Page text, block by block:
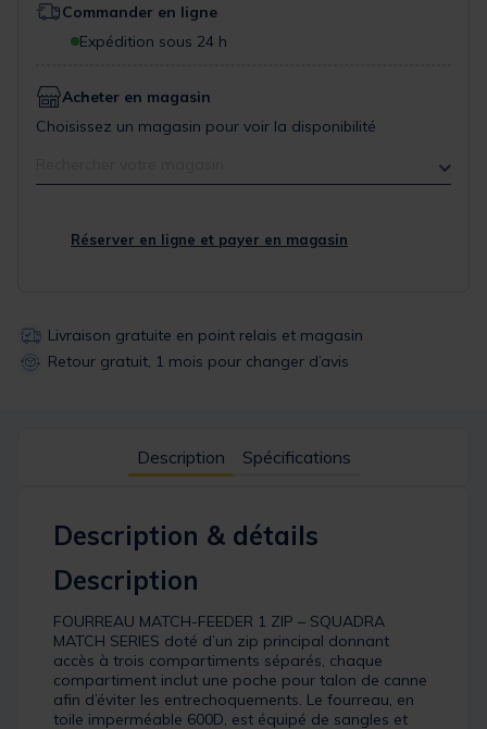
Commander en ligne
Expédition sous 24 h
Acheter en magasin
Choisissez un magasin pour voir la disponibilité
Réserver en ligne et payer en magasin
Livraison gratuite en point relais et magasin
Retour gratuit, 1 mois pour changer d’avis
Description Spécifications
Description & détails
Description
FOURREAU MATCH-FEEDER 1 ZIP – SQUADRA
MATCH SERIES doté d’un zip principal donnant
accès à trois compartiments séparés, chaque
compartiment inclut une poche pour talon de canne
afin d’éviter les entrechoquements. Le fourreau, en
toile imperméable 600D, est équipé de sangles et